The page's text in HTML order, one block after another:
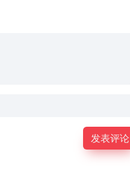
发表评论